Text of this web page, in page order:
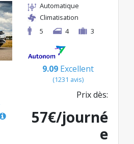
Automatique
Climatisation
5
4 3
9.09 Excellent
(1231 avis)
Prix dès:
57€/journé
e